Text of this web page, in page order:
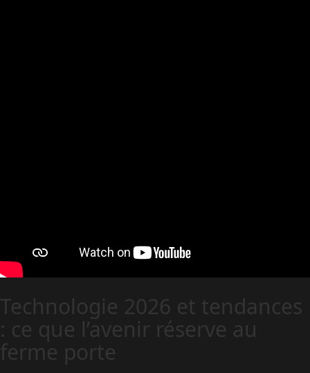
Technologie 2026 et tendances
: ce que l’avenir réserve au
ferme porte